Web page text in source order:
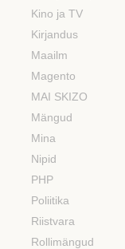
Kino ja TV
Kirjandus
Maailm
Magento
MAI SKIZO
Mängud
Mina
Nipid
PHP
Poliitika
Riistvara
Rollimängud